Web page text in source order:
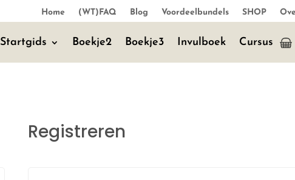
Home (WT)FAQ Blog Voordeelbundels SHOP
Startgids Boekje2 Boekje3 Invulboek Cursus
Registreren